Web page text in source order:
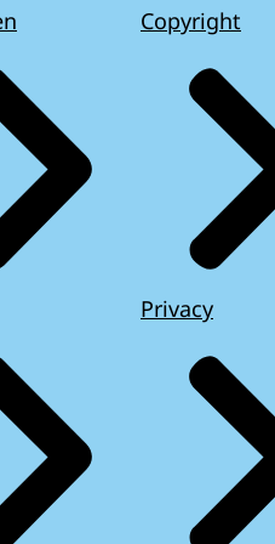
Copyright
Privacy